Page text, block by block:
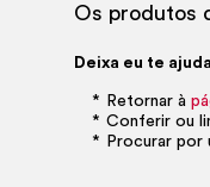
Os produtos
Deixa eu te
Retornar à
Conferir ou
Procurar por